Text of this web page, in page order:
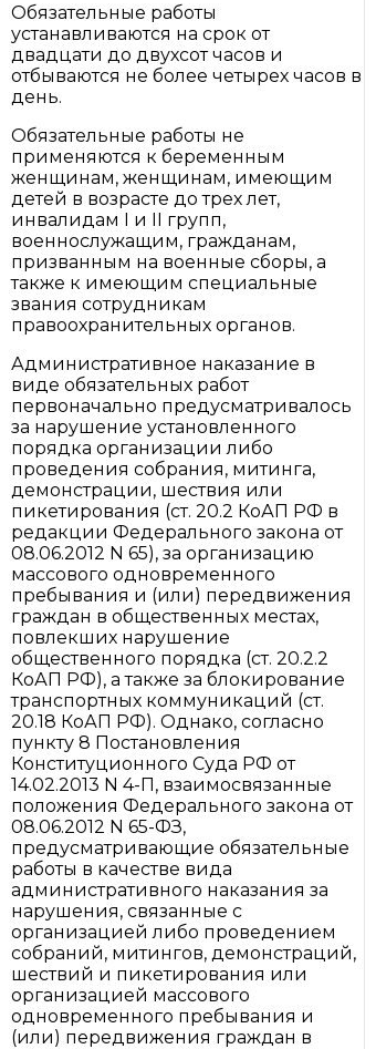
Обязательные работы
устанавливаются на срок от
двадцати до двухсот часов и
отбываются не более четырех часов в
день.
Обязательные работы не
применяются к беременным
женщинам, женщинам, имеющим
детей в возрасте до трех лет,
инвалидам I и II групп,
военнослужащим, гражданам,
призванным на военные сборы, а
также к имеющим специальные
звания сотрудникам
правоохранительных органов.
Административное наказание в
виде обязательных работ
первоначально предусматривалось
за нарушение установленного
порядка организации либо
проведения собрания, митинга,
демонстрации, шествия или
пикетирования (ст. 20.2 КоАП РФ в
редакции Федерального закона от
08.06.2012 N 65), за организацию
массового одновременного
пребывания и (или) передвижения
граждан в общественных местах,
повлекших нарушение
общественного порядка (ст. 20.2.2
КоАП РФ), а также за блокирование
транспортных коммуникаций (ст.
20.18 КоАП РФ). Однако, согласно
пункту 8 Постановления
Конституционного Суда РФ от
14.02.2013 N 4-П, взаимосвязанные
положения Федерального закона от
08.06.2012 N 65-ФЗ,
предусматривающие обязательные
работы в качестве вида
административного наказания за
нарушения, связанные с
организацией либо проведением
собраний, митингов, демонстраций,
шествий и пикетирования или
организацией массового
одновременного пребывания и
(или) передвижения граждан в